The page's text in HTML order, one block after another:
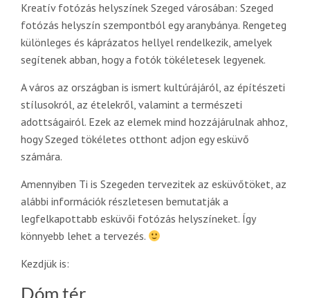
Kreatív fotózás helyszínek Szeged városában: Szeged
fotózás helyszín szempontból egy aranybánya. Rengeteg
különleges és káprázatos hellyel rendelkezik, amelyek
segítenek abban, hogy a fotók tökéletesek legyenek.
A város az országban is ismert kultúrájáról, az építészeti
stílusokról, az ételekről, valamint a természeti
adottságairól. Ezek az elemek mind hozzájárulnak ahhoz,
hogy Szeged tökéletes otthont adjon egy esküvő
számára.
Amennyiben Ti is Szegeden tervezitek az esküvőtöket, az
alábbi információk részletesen bemutatják a
legfelkapottabb esküvői fotózás helyszíneket. Így
könnyebb lehet a tervezés.
Kezdjük is:
Dóm tér